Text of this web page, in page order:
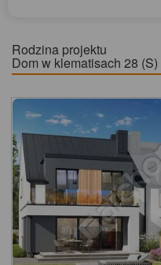
Rodzina projektu
Dom w klematisach 28 (S)